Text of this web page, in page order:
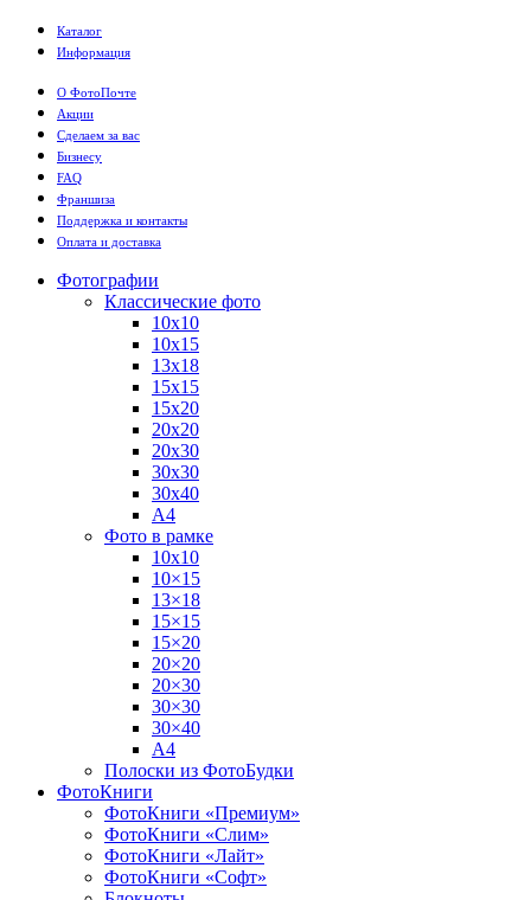
Каталог
Информация
О ФотоПочте
Акции
Сделаем за вас
Бизнесу
FAQ
Франшиза
Поддержка и контакты
Оплата и доставка
Фотографии
Классические фото
10х10
10х15
13х18
15х15
15х20
20х20
20х30
30х30
30х40
А4
Фото в рамке
10х10
10×15
13×18
15×15
15×20
20×20
20×30
30×30
30×40
A4
Полоски из ФотоБудки
ФотоКниги
ФотоКниги «Премиум»
ФотоКниги «Слим»
ФотоКниги «Лайт»
ФотоКниги «Софт»